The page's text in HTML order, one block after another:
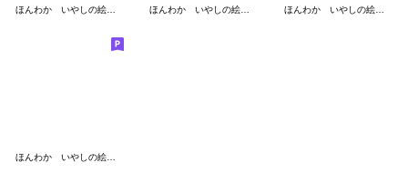
ほんわか いやしの絵文字 第8弾 ほんわか いやしの絵文字 第15弾 ほんわか いやしの絵文字 第14弾(愛情編)